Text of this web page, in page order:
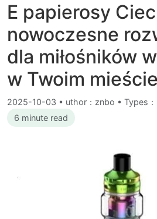
E papierosy
nowoczesne
dla miłośników
w Twoim mieście
2025-10-03 • uthor：znbo • Types：
6 minute read